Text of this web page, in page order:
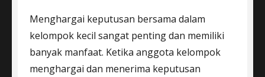
Menghargai keputusan bersama dalam
kelompok kecil sangat penting dan memiliki
banyak manfaat. Ketika anggota kelompok
menghargai dan menerima keputusan